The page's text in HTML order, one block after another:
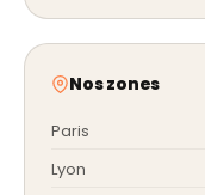
Nos zones
Paris
Lyon